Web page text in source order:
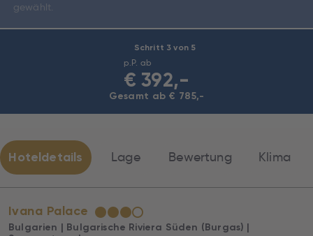
Schritt 3 von 5
p.P. ab
€ 392,-
Gesamt ab € 785,-
gewählt.
Hoteldetails Lage Bewertung Klima
Ivana Palace ★★★☆
Bulgarien | Bulgarische Riviera Süden (Burgas) |